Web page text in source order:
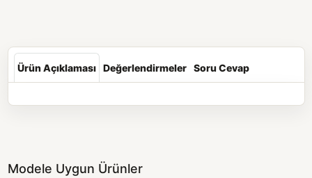
Ürün Açıklaması Değerlendirmeler Soru Cevap
Modele Uygun Ürünler